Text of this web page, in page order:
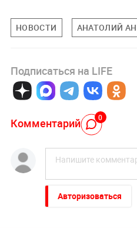
НОВОСТИ АНАТОЛИЙ
Подписаться на LIFE
Комментарий 0
Авторизоваться